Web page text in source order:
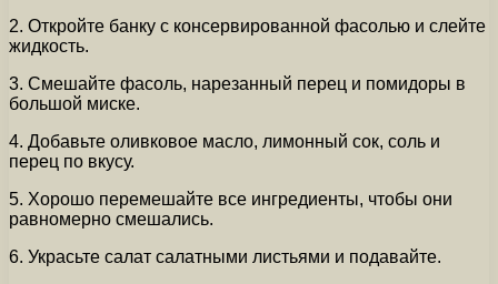
2. Откройте банку с консервированной фасолью и слейте
жидкость.
3. Смешайте фасоль, нарезанный перец и помидоры в
большой миске.
4. Добавьте оливковое масло, лимонный сок, соль и
перец по вкусу.
5. Хорошо перемешайте все ингредиенты, чтобы они
равномерно смешались.
6. Украсьте салат салатными листьями и подавайте.